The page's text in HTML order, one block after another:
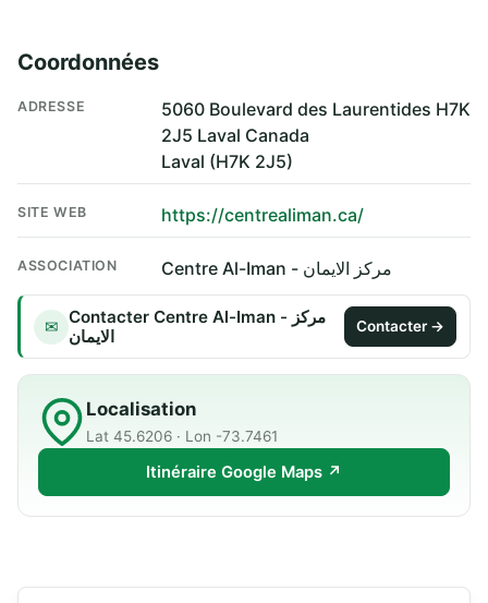
Coordonnées
ADRESSE
5060 Boulevard des Laurentides H7K
2J5 Laval Canada
Laval (H7K 2J5)
SITE WEB https://centrealiman.ca/
ASSOCIATION Centre Al-Iman - مركز الايمان
✉ Contacter Centre Al-Iman - مركز
الايمان
Contacter →
Localisation
Lat 45.6206 · Lon -73.7461
Itinéraire Google Maps ↗